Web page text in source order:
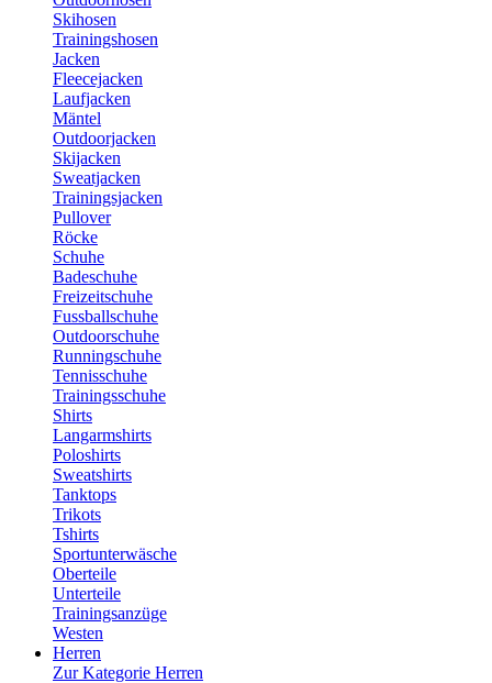
Skihosen
Trainingshosen
Jacken
Fleecejacken
Laufjacken
Mäntel
Outdoorjacken
Skijacken
Sweatjacken
Trainingsjacken
Pullover
Röcke
Schuhe
Badeschuhe
Freizeitschuhe
Fussballschuhe
Outdoorschuhe
Runningschuhe
Tennisschuhe
Trainingsschuhe
Shirts
Langarmshirts
Poloshirts
Sweatshirts
Tanktops
Trikots
Tshirts
Sportunterwäsche
Oberteile
Unterteile
Trainingsanzüge
Westen
Herren
Zur Kategorie Herren